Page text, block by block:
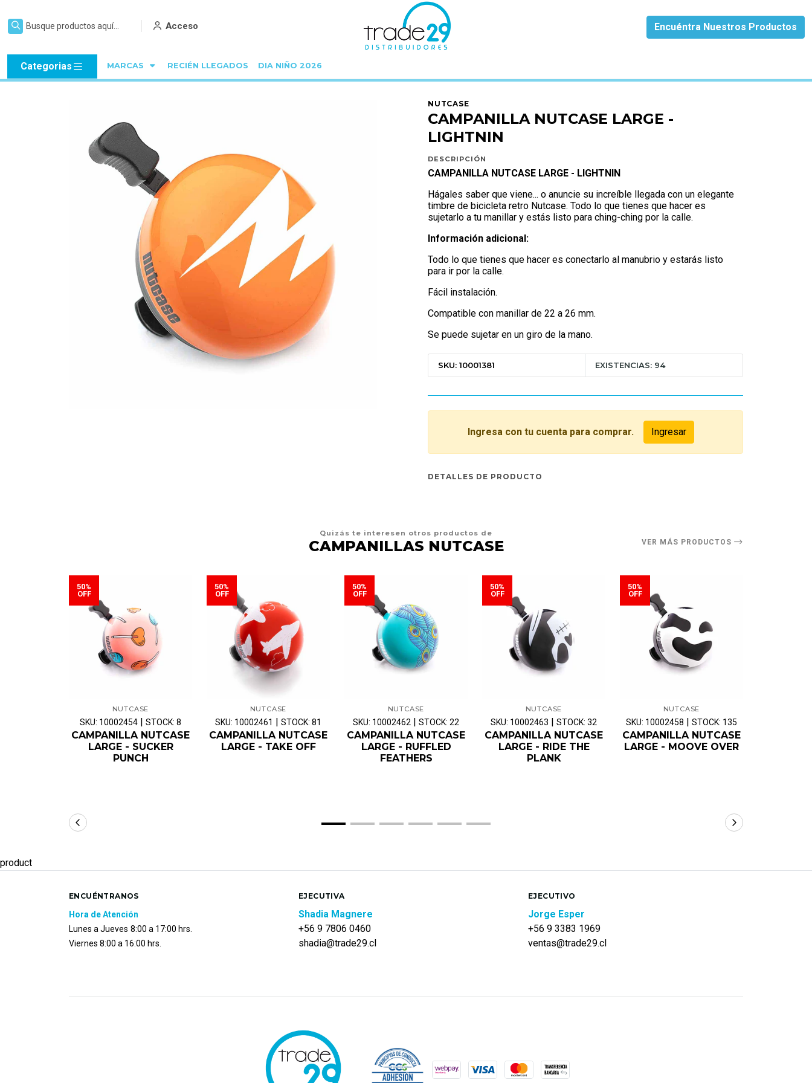
Acceso Encuéntra Nuestros Productos
Categorias MARCAS RECIÉN LLEGADOS DIA NIÑO 2026
Inicio NUTCASE
NUTCASE
CAMPANILLA NUTCASE LARGE -
LIGHTNIN
DESCRIPCIÓN
CAMPANILLA NUTCASE LARGE - LIGHTNIN
Hágales saber que viene... o anuncie su increíble llegada con un elegante
timbre de bicicleta retro Nutcase. Todo lo que tienes que hacer es
sujetarlo a tu manillar y estás listo para ching-ching por la calle.
Información adicional:
Todo lo que tienes que hacer es conectarlo al manubrio y estarás listo
para ir por la calle.
Fácil instalación.
Compatible con manillar de 22 a 26 mm.
Se puede sujetar en un giro de la mano.
SKU: 10001381 EXISTENCIAS: 94
Ingresa con tu cuenta para comprar. Ingresar
DETALLES DE PRODUCTO
Quizás te interesen otros productos de
CAMPANILLAS NUTCASE VER MÁS PRODUCTOS
50%
OFF
NUTCASE
SKU: 10002454 | STOCK: 8
CAMPANILLA NUTCASE
LARGE - SUCKER
PUNCH
50%
OFF
NUTCASE
SKU: 10002461 | STOCK: 81
CAMPANILLA NUTCASE
LARGE - TAKE OFF
50%
OFF
NUTCASE
SKU: 10002462 | STOCK: 22
CAMPANILLA NUTCASE
LARGE - RUFFLED
FEATHERS
50%
OFF
NUTCASE
SKU: 10002463 | STOCK: 32
CAMPANILLA NUTCASE
LARGE - RIDE THE
PLANK
50%
OFF
NUTCASE
SKU: 10002458 | STOCK: 135
CAMPANILLA NUTCASE
LARGE - MOOVE OVER
product
ENCUÉNTRANOS
Hora de Atención
Lunes a Jueves 8:00 a 17:00 hrs.
Viernes 8:00 a 16:00 hrs.
EJECUTIVA
Shadia Magnere
+56 9 7806 0460
shadia@trade29.cl
EJECUTIVO
Jorge Esper
+56 9 3383 1969
ventas@trade29.cl